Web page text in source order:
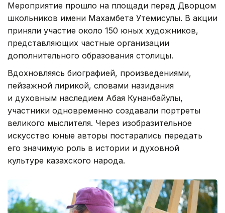
Мероприятие прошло на площади перед Дворцом
школьников имени Махамбета Утемисулы. В акции
приняли участие около 150 юных художников,
представляющих частные организации
дополнительного образования столицы.
Вдохновляясь биографией, произведениями,
пейзажной лирикой, словами назидания
и духовным наследием Абая Кунанбайулы,
участники одновременно создавали портреты
великого мыслителя. Через изобразительное
искусство юные авторы постарались передать
его значимую роль в истории и духовной
культуре казахского народа.